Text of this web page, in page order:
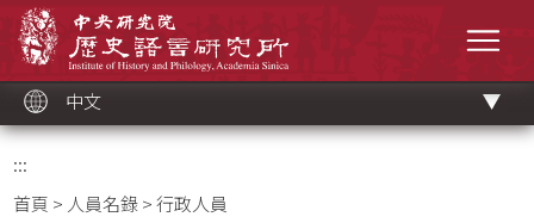
中文
:::
首頁 > 人員名錄> 行政人員